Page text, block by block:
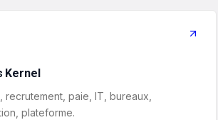
Kernel
recrutement, paie, IT, bureaux,
plateforme.